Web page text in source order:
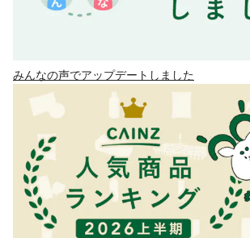
みんなの声でアップデートしました